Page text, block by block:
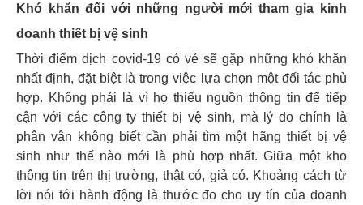
Khó khăn đối với những người mới tham gia kinh
doanh thiết bị vệ sinh
Thời điểm dịch covid-19 có vẻ sẽ gặp những khó khăn
nhất định, đặt biệt là trong việc lựa chọn một đối tác phù
hợp. Không phải là vì họ thiếu nguồn thông tin để tiếp
cận với các công ty thiết bị vệ sinh, mà lý do chính là
phân vân không biết cần phải tìm một hãng thiết bị vệ
sinh như thế nào mới là phù hợp nhất. Giữa một kho
thông tin trên thị trường, thật có, giả có. Khoảng cách từ
lời nói tới hành động là thước đo cho uy tín của doanh